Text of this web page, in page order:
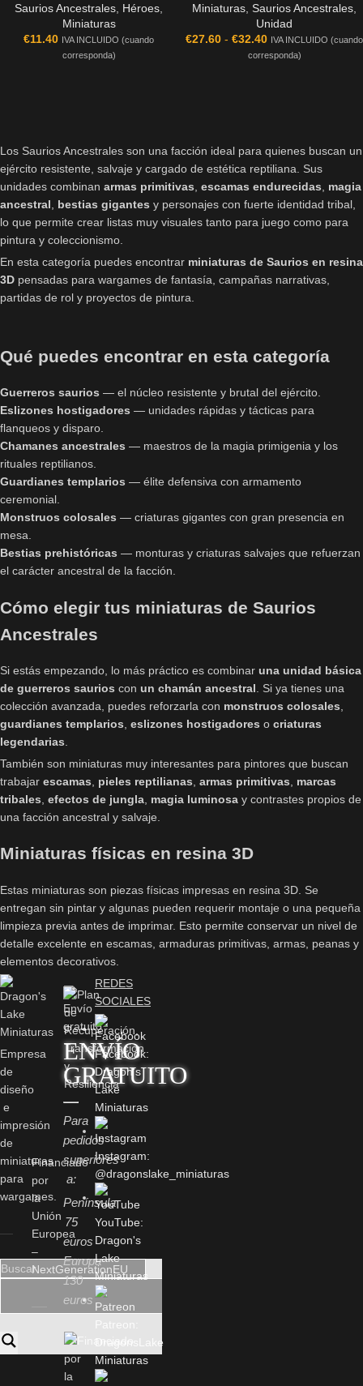
Saurios Ancestrales Héroes
Miniaturas
€11.40 IVA INCLUIDO (cuando
corresponda)
Miniaturas Saurios Ancestrales
Unidad
€27.60 - €32.40 IVA INCLUIDO (cuando
corresponda)
Los Saurios Ancestrales son una facción ideal para quienes buscan un
ejército resistente, salvaje y cargado de estética reptiliana. Sus
unidades combinan armas primitivas, escamas endurecidas, magia
ancestral, bestias gigantes y personajes con fuerte identidad tribal,
lo que permite crear listas muy visuales tanto para juego como para
pintura y coleccionismo.
En esta categoría puedes encontrar miniaturas de Saurios en resina
3D pensadas para wargames de fantasía, campañas narrativas,
partidas de rol y proyectos de pintura.
Qué puedes encontrar en esta categoría
Guerreros saurios — el núcleo resistente y brutal del ejército.
Eslizones hostigadores — unidades rápidas y tácticas para
flanqueos y disparo.
Chamanes ancestrales — maestros de la magia primigenia y los
rituales reptilianos.
Guardianes templarios — élite defensiva con armamento
ceremonial.
Monstruos colosales — criaturas gigantes con gran presencia en
mesa.
Bestias prehistóricas — monturas y criaturas salvajes que refuerzan
el carácter ancestral de la facción.
Cómo elegir tus miniaturas de Saurios
Ancestrales
Si estás empezando, lo más práctico es combinar una unidad básica
de guerreros saurios con un chamán ancestral . Si ya tienes una
colección avanzada, puedes reforzarla con monstruos colosales
guardianes templarios eslizones hostigadores o criaturas
legendarias
También son miniaturas muy interesantes para pintores que buscan
trabajar escamas pieles reptilianas armas primitivas
marcas
tribales efectos de jungla magia luminosa y contrastes propios de
una facción ancestral y salvaje.
Miniaturas físicas en resina 3D
Estas miniaturas son piezas físicas impresas en resina 3D. Se
entregan sin pintar y algunas pueden requerir montaje o una pequeña
limpieza previa antes de imprimar. Esto permite conservar un nivel de
detalle excelente en escamas, armaduras primitivas, armas, peanas y
elementos decorativos.
Empresa
de
diseño
e
impresión
de
miniaturas
para
wargames.
Financiado
por
la
Unión
Europea
–
NextGenerationEU
ENVÍO
GRATUITO
Para
pedidos
superiores
a:
Península
75
euros
Europa
130
euros
REDES
SOCIALES
Facebook:
Dragon's
Lake
Miniaturas
Instagram:
@dragonslake_miniaturas
YouTube:
Dragon's
Lake
Miniaturas
Patreon:
DragonsLake
Miniaturas